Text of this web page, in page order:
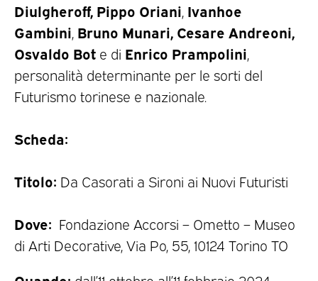
Diulgheroff, Pippo Oriani, Ivanhoe
Gambini, Bruno Munari, Cesare Andreoni,
Osvaldo Bot e di Enrico Prampolini,
personalità determinante per le sorti del
Futurismo torinese e nazionale.
Scheda:
Titolo: Da Casorati a Sironi ai Nuovi Futuristi
Dove: Fondazione Accorsi – Ometto – Museo
di Arti Decorative, Via Po, 55, 10124 Torino TO